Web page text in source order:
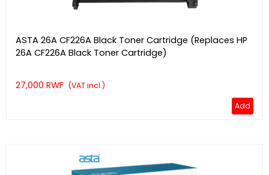
ASTA 26A CF226A Black Toner Cartridge (Replaces HP
26A CF226A Black Toner Cartridge)
27,000 RWF (VAT incl.)
Add